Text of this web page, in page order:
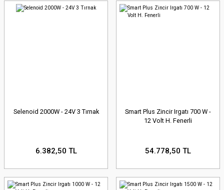
Selenoid 2000W - 24V 3 Tırnak
6.382,50 TL
Smart Plus Zincir Irgatı 700 W -
12 Volt H. Fenerli
54.778,50 TL